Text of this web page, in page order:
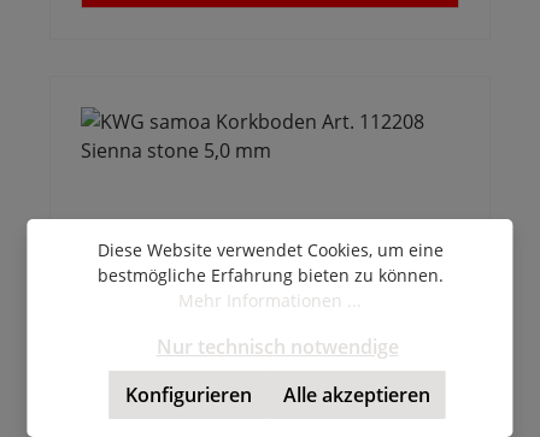
KWG samoa Korkboden Art. 112208
Sienna stone 5,0 mm
Diese Website verwendet Cookies, um eine
bestmögliche Erfahrung bieten zu können.
Mehr Informationen ...
Nur technisch notwendige
Konfigurieren
Alle akzeptieren